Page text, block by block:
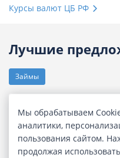
Курсы валют ЦБ РФ
Лучшие
Займы
Гранат. Займ онлайн
Мы обрабатываем
аналитики,
пользования сайтом.
продолжая